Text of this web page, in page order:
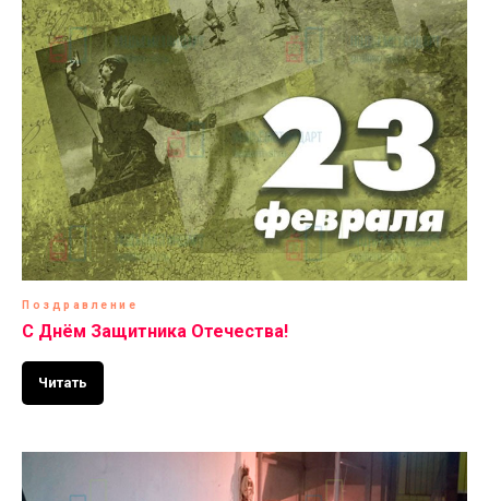
Поздравление
С Днём Защитника Отечества!
Читать